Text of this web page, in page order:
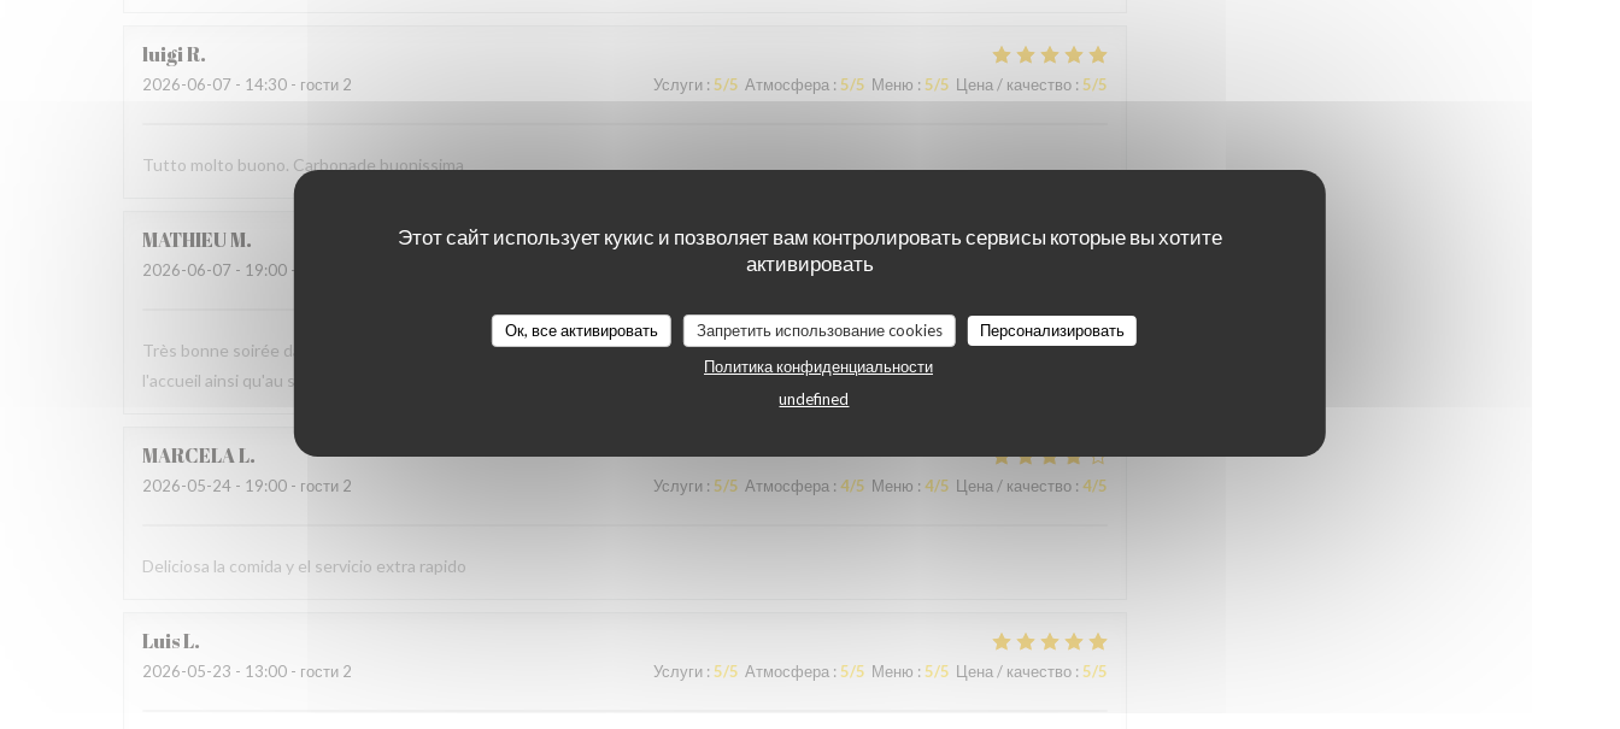
Этот сайт использует кукис и позволяет вам контролировать сервисы которые вы хотите
активировать
Ок, все активировать Запретить использование cookies
Персонализировать
Политика конфиденциальности
undefined
luigiR
2026-06-07 - 14:30 - гости 2 Услуги: 5/5 Атмосфера : 5/5 Меню : 5/5 Цена / качество: 5/5
Tutto molto buono. Carbonade buonissima
MATHIEUM
2026-06-07 - 19:00 - гости 2 Атмосфера:5/5 Меню
Très bonne soirée dans cet établissement où nous nous sommes régalés avec des plats authentiques de Bruxelles. Merci à
l'accueil ainsi qu'au service sans fausse note
MARCELAL
2026-05-24 - 19:00 - гости 2 Услуги : 5/5 Атмосфера : 4/5 Меню : 4/5 Цена / качество: 4/5
Deliciosa la comida y el servicio extra rapido
LuisL
2026-05-23 - 13:00 - гости 2 Услуги: 5/5 Атмосфера : 5/5 Меню : 5/5 Цена / качество: 5/5